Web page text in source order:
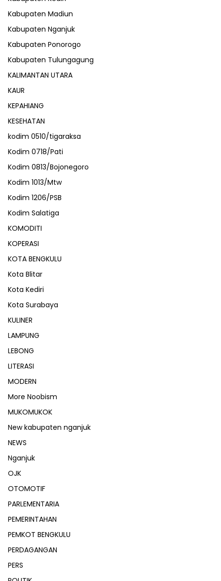
Kabupaten Madiun
Kabupaten Nganjuk
Kabupaten Ponorogo
Kabupaten Tulungagung
KALIMANTAN UTARA
KAUR
KEPAHIANG
KESEHATAN
kodim 0510/tigaraksa
Kodim 0718/Pati
Kodim 0813/Bojonegoro
Kodim 1013/Mtw
Kodim 1206/PSB
Kodim Salatiga
KOMODITI
KOPERASI
KOTA BENGKULU
Kota Blitar
Kota Kediri
Kota Surabaya
KULINER
LAMPUNG
LEBONG
LITERASI
MODERN
More Noobism
MUKOMUKOK
New kabupaten nganjuk
NEWS
Nganjuk
OJK
OTOMOTIF
PARLEMENTARIA
PEMERINTAHAN
PEMKOT BENGKULU
PERDAGANGAN
PERS